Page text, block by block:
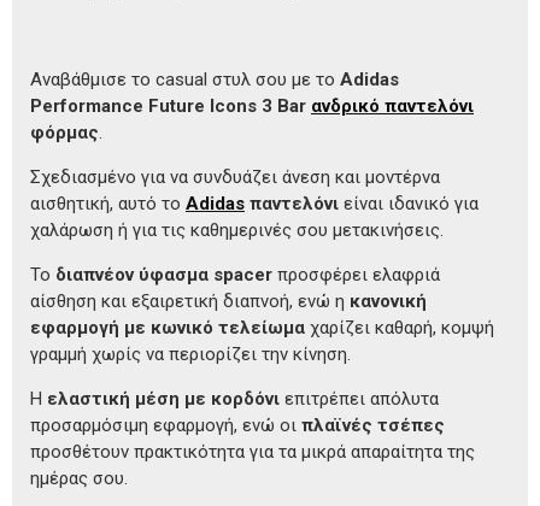
Αναβάθμισε το casual στυλ σου με το Adidas
Performance Future Icons 3 Bar ανδρικό παντελόνι
φόρμας.
Σχεδιασμένο για να συνδυάζει άνεση και μοντέρνα
αισθητική, αυτό το Adidas παντελόνι είναι ιδανικό για
χαλάρωση ή για τις καθημερινές σου μετακινήσεις.
Το διαπνέον ύφασμα spacer προσφέρει ελαφριά
αίσθηση και εξαιρετική διαπνοή, ενώ η κανονική
εφαρμογή με κωνικό τελείωμα χαρίζει καθαρή, κομψή
γραμμή χωρίς να περιορίζει την κίνηση.
Η ελαστική μέση με κορδόνι επιτρέπει απόλυτα
προσαρμόσιμη εφαρμογή, ενώ οι πλαϊνές τσέπες
προσθέτουν πρακτικότητα για τα μικρά απαραίτητα της
ημέρας σου.